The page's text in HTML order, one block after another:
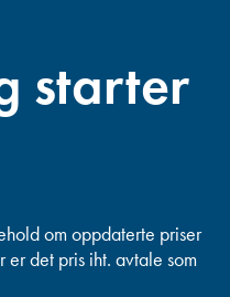
starter
om oppdaterte priser
er det pris iht. avtale som